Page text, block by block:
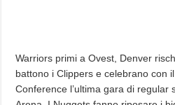
Warriors primi a Ovest, Denver
battono i Clippers e celebrano con
Conference l’ultima gara di regular